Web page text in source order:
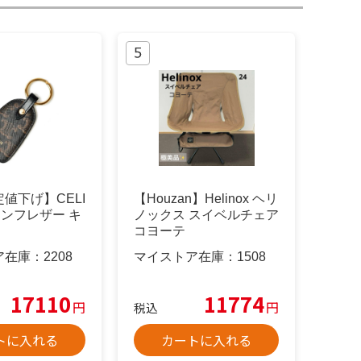
値下げ】CELI
フレザー キ
庫： 2208
17110円
に入れる
【Houzan】Helinox ヘリ
ノックス スイベルチェア
コヨーテ
マイストア在庫： 1508
税込 11774円
カートに入れる